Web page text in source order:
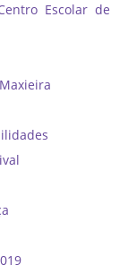
Escolar de